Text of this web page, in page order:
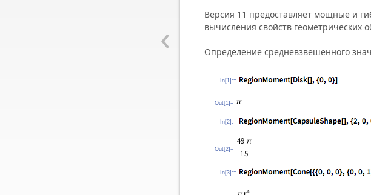
‹
Версия 11 предоставляет мощные и
вычисления свойств геометрических
Определение средневзвешенного
In[1]:=
Out[1]=
In[2]:=
Out[2]=
In[3]:=